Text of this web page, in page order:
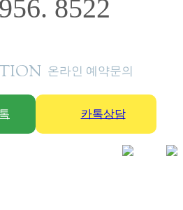
8522
온라인 예약문의
카톡상담